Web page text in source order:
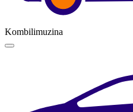
Kombilimuzina